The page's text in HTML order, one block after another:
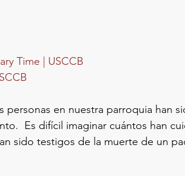
Time | USCCB
personas en nuestra parroquia han
Es difícil imaginar cuántos han
sido testigos de la muerte de un